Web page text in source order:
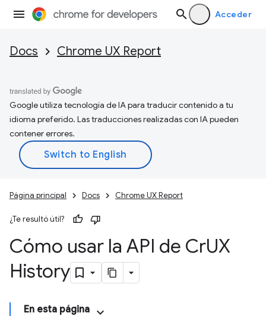
Acceder
Docs Chrome UX Report
Google utiliza tecnología de IA para traducir contenido a tu
idioma preferido. Las traducciones realizadas con IA pueden
contener errores.
Página principal Docs Chrome UX Report
¿Te resultó útil?
Cómo usar la API de CrUX
History
En esta página